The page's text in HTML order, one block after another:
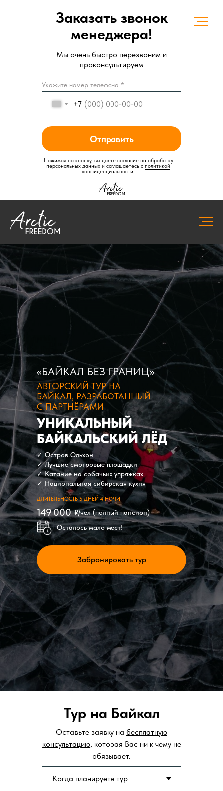
+7
Отправить
Заказать звонок
менеджера!
Мы очень быстро перезвоним и
проконсультируем
Нажимая на кнопку, вы даете согласие на обработку
персональных данных и соглашаетесь c политикой
конфиденциальности.
Укажите номер телефона *
АВТОРСКИЙ ТУР НА
БАЙКАЛ, РАЗРАБОТАННЫЙ
С ПАРТНЁРАМИ
Забронировать тур
«БАЙКАЛ БЕЗ ГРАНИЦ»
✓ Остров Ольхон
✓ Лучшие смотровые площадки
✓ Катание на собачьих упряжках
✓ Национальная сибирская кухня
ДЛИТЕЛЬНОСТЬ 5 ДНЕЙ 4 НОЧИ
УНИКАЛЬНЫЙ
БАЙКАЛЬСКИЙ ЛЁД
Осталось мало мест!
149 000 ₽/чел (полный пансион)
Тур на Байкал
Оставьте заявку на бесплатную
консультацию, которая Вас ни к чему не
обязывает.